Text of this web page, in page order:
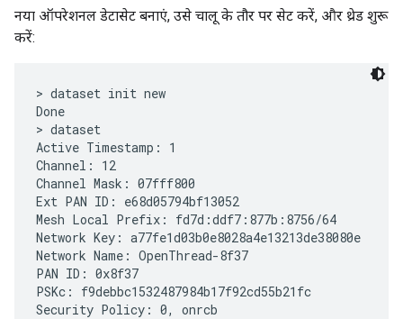
नया ऑपरेशनल डेटासेट बनाएं, उसे चालू के तौर पर सेट करें, और थ्रेड शुरू
करें:
> dataset init new
Done
> dataset
Active Timestamp: 1
Channel: 12
Channel Mask: 07fff800
Ext PAN ID: e68d05794bf13052
Mesh Local Prefix: fd7d:ddf7:877b:8756/64
Network Key: a77fe1d03b0e8028a4e13213de38080e
Network Name: OpenThread-8f37
PAN ID: 0x8f37
PSKc: f9debbc1532487984b17f92cd55b21fc
Security Policy: 0, onrcb